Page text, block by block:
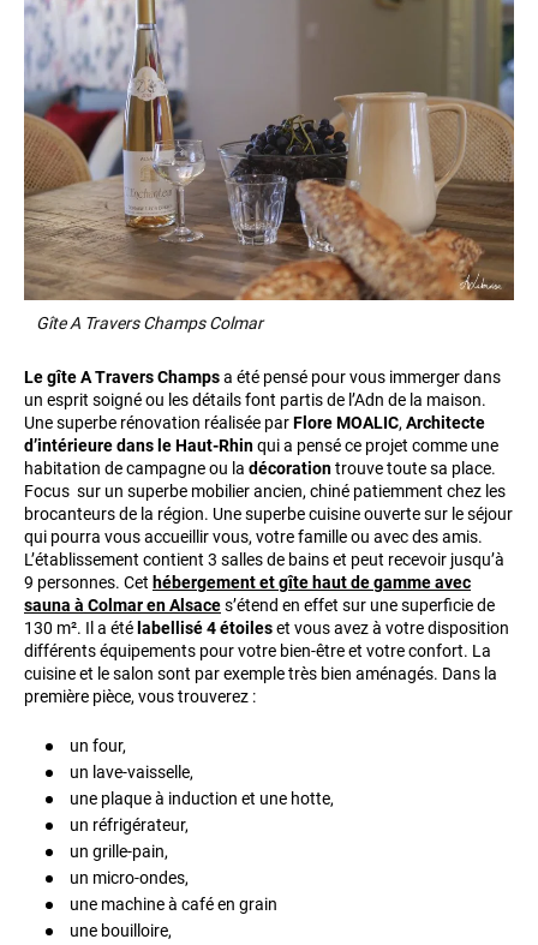
Gîte A Travers Champs Colmar
Le gîte A Travers Champsa été pensé pour vous immerger dans
un esprit soigné ou les détails font partis de l’Adn de la maison.
Une superbe rénovation réalisée parFlore MOALIC, Architecte
d’intérieure dans le Haut-Rhinqui a pensé ce projet comme une
habitation de campagne ou la décorationtrouve toute sa place.
Focus sur un superbe mobilier ancien, chiné patiemment chez les
brocanteurs de la région. Une superbe cuisine ouverte sur le séjour
qui pourra vous accueillir vous, votre famille ou avec des amis.
L’établissement contient 3 salles de bains et peut recevoir jusqu’à
9 personnes. Cet hébergement et gîte haut de gamme avec
sauna à Colmar en Alsaces’étend en effet sur une superficie de
130 m². Il a étélabellisé 4 étoileset vous avez à votre disposition
différents équipements pour votre bien-être et votre confort. La
cuisine et le salon sont par exemple très bien aménagés. Dans la
première pièce, vous trouverez :
un four,
un lave-vaisselle,
une plaque à induction et une hotte,
un réfrigérateur,
un grille-pain,
un micro-ondes,
une machine à café en grain
une bouilloire,